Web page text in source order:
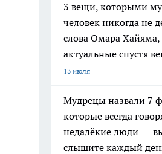
3 вещи, которыми
человек никогда не
слова Омара Хайяма,
актуальные спустя
13 июля
Мудрецы назвали 7
которые всегда
недалёкие люди —
слышите каждый